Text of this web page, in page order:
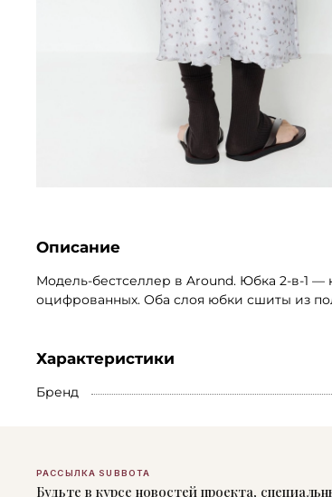
Описание
Модель-бестселлер в Around. Юбка 2-в-1
оцифрованных. Оба слоя юбки сшиты из
Характеристики
Бренд
РАССЫЛКА SUBBOTA
Будьте в курсе новостей проекта,